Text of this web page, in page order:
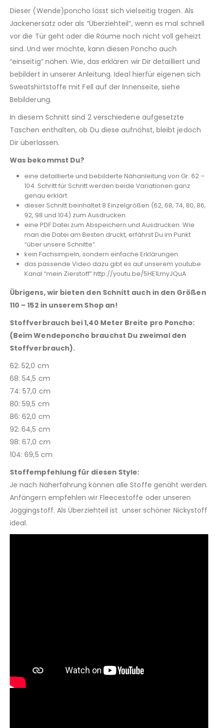
Dieser (Wende)poncho lässt sich vielseitig tragen. Als
Jackenersatz oder als “Überziehteil”, wenn es mal schnell
vor die Tür geht oder die Räume noch nicht voll geheizt
sind. Und wer möchte, kann diesen Poncho auch
“einseitig” nähen. Wie, das erklären wir Dir detailliert und
bebildert in unserer Anleitung. Ideal hierfür eigenen sich
Sweatshirtstoffe mit Fell auf der Innenseite, siehe
Bebilderung.
In diesem Schnitt sind 2 verschiedene aufgesetzte
Taschen enthalten, ob Du diese aufnähst, bleibt jedoch
Dir überlassen.
Was bekommst Du?
eine detaillierte und bebilderte Nähanleitung von Gr. 62 –
104. Schritt für Schritt werden beide Variationen ganz
genau erklärt.
dieser Schnitt beinhaltet 8 Einzelgrößen (62, 68, 74, 80, 86,
92, 98 und 104) zum Ausdrucken.
eine PDF Datei zum Abspeichern und Ausdrucken. Wie
man die Datei am Besten druckt, erfährst Du im Punkt
“über unsere Schnitte”.
kein Fachsimpeln, sondern einfache Erklärungen.
das passende Video dazu gibt es auf unserem youtube
Kanal “mein Zierstoff” http://youtu.be/5HE1LmyJQuA
Übrigens, wir bieten den Schnitt auch in den Größen
110 – 152 in unserem Shop an!
Stoffverbrauch bei 1,40 Meter Breite pro Poncho:
(Beim Wendeponcho brauchst Du zweimal den
Stoffverbrauch).
62: 52,0 cm
68: 54,5 cm
74: 57,0 cm
80: 59,5 cm
86: 62,0 cm
92: 64,5 cm
98: 67,0 cm
104: 69,5 cm
Stoffempfehlung für diesen Style:
Je nach Näherfahrung können alle Stoffe genäht werden.
Anfängern empfehlen wir Fleecestoffe oder unseren
Joggingstoff. Als Überziehteil ist unser schöner Nickystoff
ideal.